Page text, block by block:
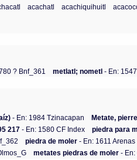
acachatl acachiquihuitl
? Bnf_361 metlatl; nometl - En:
- En: 1984 Tzinacapan Metate,
217 - En: 1580 CF Index piedra para
piedra de moler - En: 1611 Arenas
metates piedras de moler -